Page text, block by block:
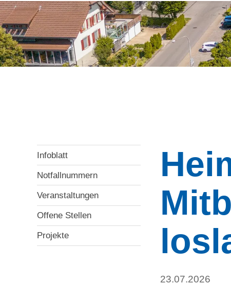
Infoblatt
Notfallnummern
Veranstaltungen
Offene Stellen
Projekte
23.07.2026